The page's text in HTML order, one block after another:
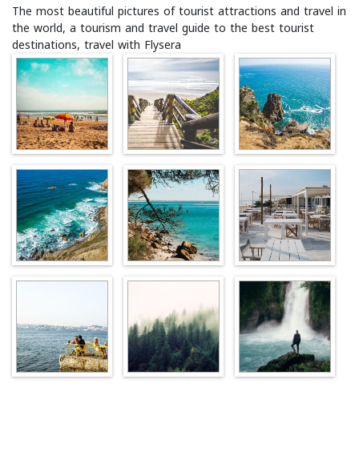
The most beautiful pictures of tourist attractions and travel in
the world, a tourism and travel guide to the best tourist
destinations, travel with Flysera